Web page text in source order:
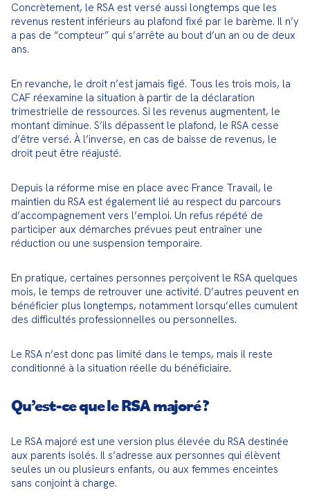
Concrètement, le RSA est versé aussi longtemps que les
revenus restent inférieurs au plafond fixé par le barème. Il n’y
a pas de “compteur” qui s’arrête au bout d’un an ou de deux
ans.
En revanche, le droit n’est jamais figé. Tous les trois mois, la
CAF réexamine la situation à partir de la déclaration
trimestrielle de ressources. Si les revenus augmentent, le
montant diminue. S’ils dépassent le plafond, le RSA cesse
d’être versé. À l’inverse, en cas de baisse de revenus, le
droit peut être réajusté.
Depuis la réforme mise en place avec France Travail, le
maintien du RSA est également lié au respect du parcours
d’accompagnement vers l’emploi. Un refus répété de
participer aux démarches prévues peut entraîner une
réduction ou une suspension temporaire.
En pratique, certaines personnes perçoivent le RSA quelques
mois, le temps de retrouver une activité. D’autres peuvent en
bénéficier plus longtemps, notamment lorsqu’elles cumulent
des difficultés professionnelles ou personnelles.
Le RSA n’est donc pas limité dans le temps, mais il reste
conditionné à la situation réelle du bénéficiaire.
Qu’est-ce que le RSA majoré ?
Le RSA majoré est une version plus élevée du RSA destinée
aux parents isolés. Il s’adresse aux personnes qui élèvent
seules un ou plusieurs enfants, ou aux femmes enceintes
sans conjoint à charge.